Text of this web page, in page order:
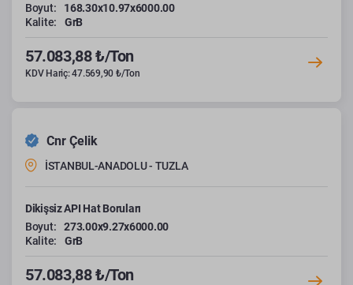
Boyut:
168.30x10.97x6000.00
Kalite:
GrB
57.083,88 ₺/Ton
KDV Hariç: 47.569,90 ₺/Ton
Cnr Çelik
İSTANBUL-ANADOLU - TUZLA
Dikişsiz API Hat Boruları
Boyut:
273.00x9.27x6000.00
Kalite:
GrB
57.083,88 ₺/Ton